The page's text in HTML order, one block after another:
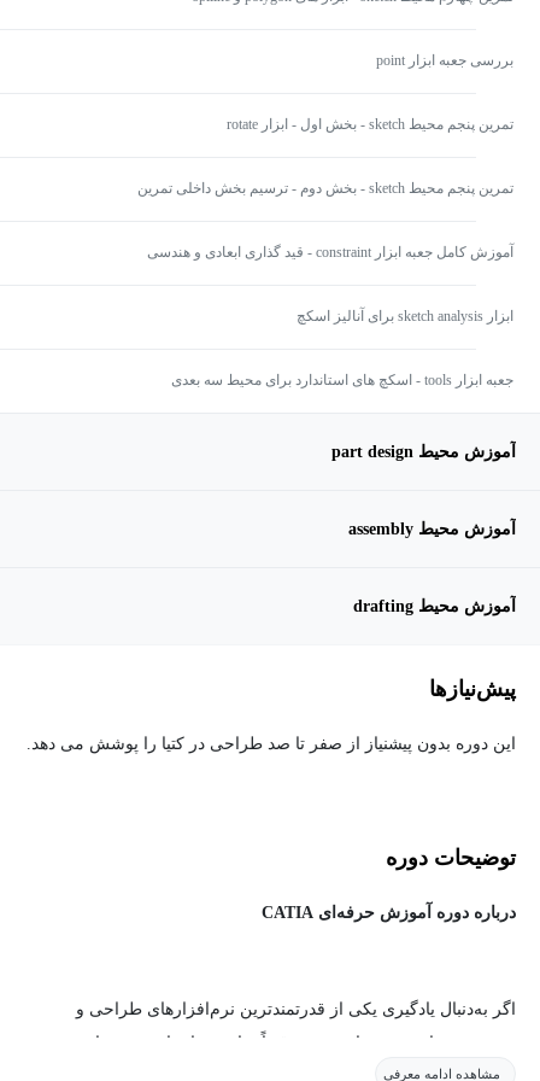
بررسی جعبه ابزار point
تمرین پنجم محیط sketch - بخش اول - ابزار rotate
تمرین پنجم محیط sketch - بخش دوم - ترسیم بخش داخلی تمرین
آموزش کامل جعبه ابزار constraint - قید گذاری ابعادی و هندسی
ابزار sketch analysis برای آنالیز اسکچ
جعبه ابزار tools - اسکچ های استاندارد برای محیط سه بعدی
آموزش محیط part design
آموزش محیط assembly
آموزش محیط drafting
پیش‌نیاز‌ها
این دوره بدون پیشنیاز از صفر تا صد طراحی در کتیا را پوشش می دهد.
توضیحات دوره
درباره دوره آموزش حرفه‌ای CATIA
اگر به‌دنبال یادگیری یکی از قدرتمندترین نرم‌افزارهای طراحی و
مهندسی جهان هستید، این دوره دقیقاً برای شما ساخته شده است. در
این دوره‌ی پروژه‌محور، به‌صورت کاملاً کاربردی، روان و عمیق با
مشاهده ادامه معرفی